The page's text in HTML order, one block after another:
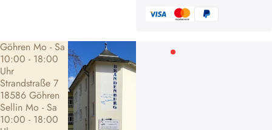
Göhren Mo - Sa
10:00 - 18:00
Uhr
Strandstraße 7
18586 Göhren
Sellin Mo - Sa
10:00 - 18:00